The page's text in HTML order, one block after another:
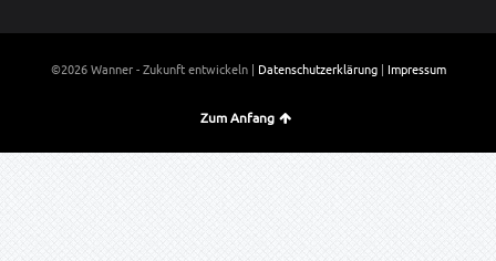
©2026 Wanner - Zukunft entwickeln | Datenschutzerklärung| Impressum
Zum Anfang